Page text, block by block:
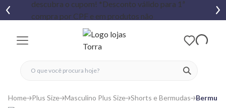
ver
fechar menu
fechar menu
favoritos
Home Plus Size Masculino Plus Size Shorts e Bermudas